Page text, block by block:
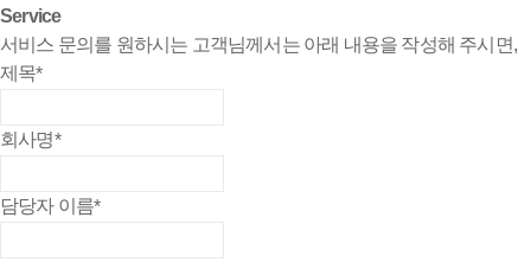
Service
서비스 문의를 원하시는 고객님께서는 아래 내용을 작성해 주시면,
제목*
회사명*
담당자 이름*